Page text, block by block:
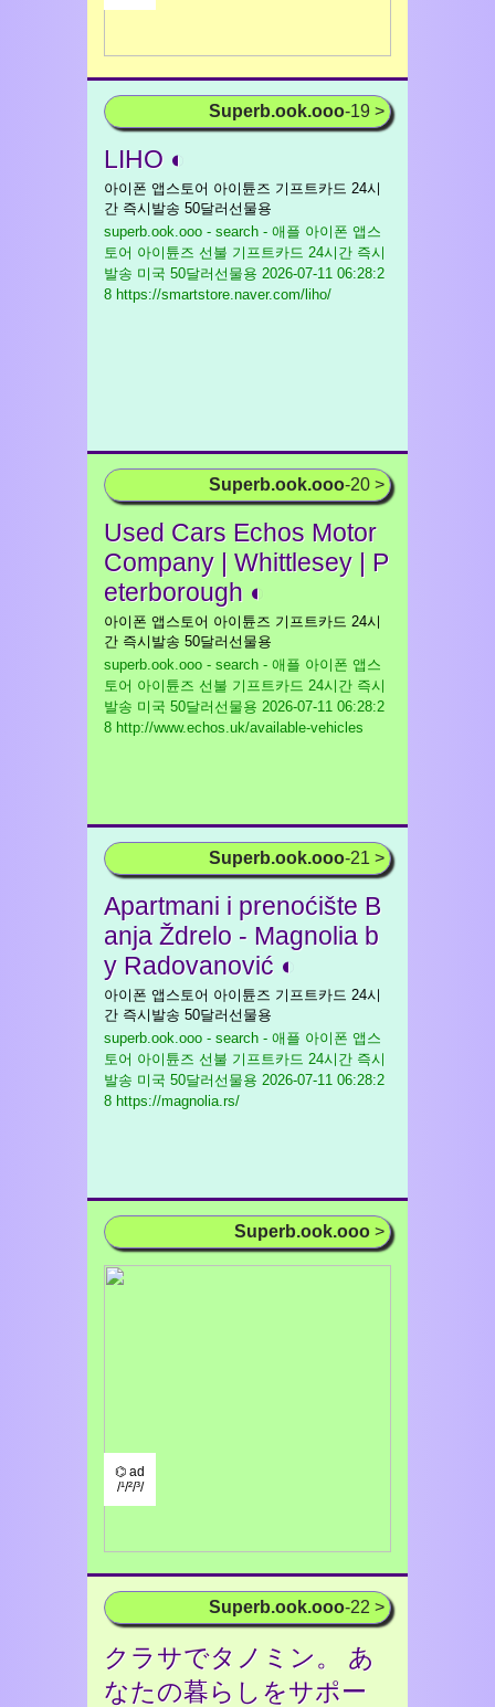
Superb.ook.ooo-19 >
LIHO ◐
아이폰 앱스토어 아이튠즈 기프트카드 24시
간 즉시발송 50달러선물용
superb.ook.ooo - search - 애플 아이폰 앱스
토어 아이튠즈 선불 기프트카드 24시간 즉시
발송 미국 50달러선물용 2026-07-11 06:28:2
8 https://smartstore.naver.com/liho/
Superb.ook.ooo-20 >
Used Cars Echos Motor
Company | Whittlesey | P
eterborough ◐
아이폰 앱스토어 아이튠즈 기프트카드 24시
간 즉시발송 50달러선물용
superb.ook.ooo - search - 애플 아이폰 앱스
토어 아이튠즈 선불 기프트카드 24시간 즉시
발송 미국 50달러선물용 2026-07-11 06:28:2
8 http://www.echos.uk/available-vehicles
Superb.ook.ooo-21 >
Apartmani i prenoćište B
anja Ždrelo - Magnolia b
y Radovanović ◐
아이폰 앱스토어 아이튠즈 기프트카드 24시
간 즉시발송 50달러선물용
superb.ook.ooo - search - 애플 아이폰 앱스
토어 아이튠즈 선불 기프트카드 24시간 즉시
발송 미국 50달러선물용 2026-07-11 06:28:2
8 https://magnolia.rs/
Superb.ook.ooo >
⌬ ad
/¹/²/³/
Superb.ook.ooo-22 >
クラサでタノミン。 あ
なたの暮らしをサポー